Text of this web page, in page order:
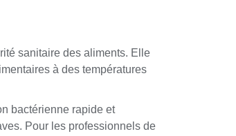
sanitaire des aliments. Elle
à des températures
bactérienne rapide et
Pour les professionnels de